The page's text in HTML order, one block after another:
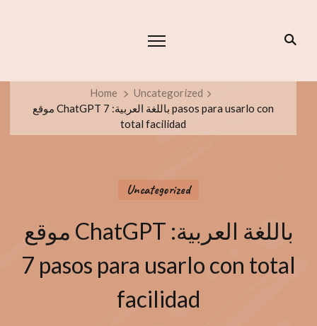
Home
Uncategorized
موقع ChatGPT باللغة العربية: 7 pasos para usarlo con
total facilidad
Uncategorized
موقع ChatGPT باللغة العربية:
7 pasos para usarlo con total
facilidad